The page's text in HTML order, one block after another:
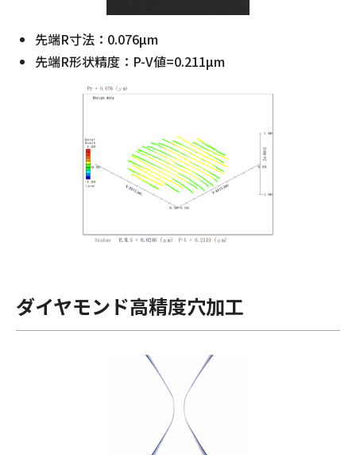
先端R寸法：0.076µm
先端R形状精度：P-V値=0.211µm
ダイヤモンド高精度穴加工